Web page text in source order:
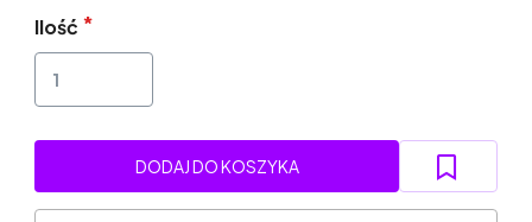
Ilość
DODAJ DO KOSZYKA